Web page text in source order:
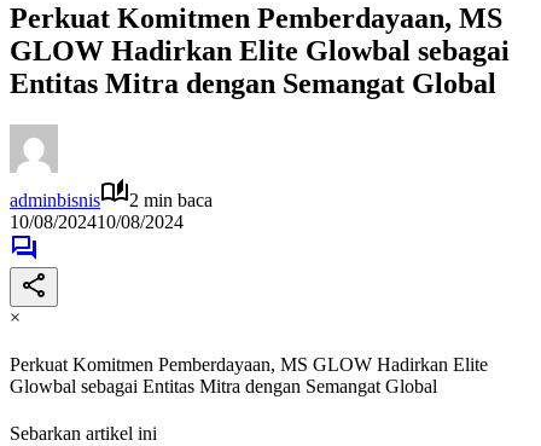
Perkuat Komitmen Pemberdayaan, MS
GLOW Hadirkan Elite Glowbal sebagai
Entitas Mitra dengan Semangat Global
adminbisnis
2 min baca
10/08/202410/08/2024
×
Perkuat Komitmen Pemberdayaan, MS GLOW Hadirkan Elite
Glowbal sebagai Entitas Mitra dengan Semangat Global
Sebarkan artikel ini